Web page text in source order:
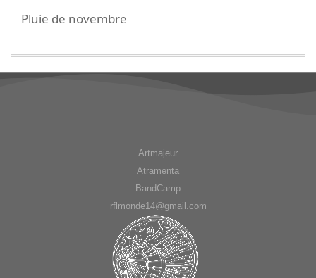
Pluie de novembre
Artmajeur
Atramenta
BandCamp
rflmonde14@gmail.com